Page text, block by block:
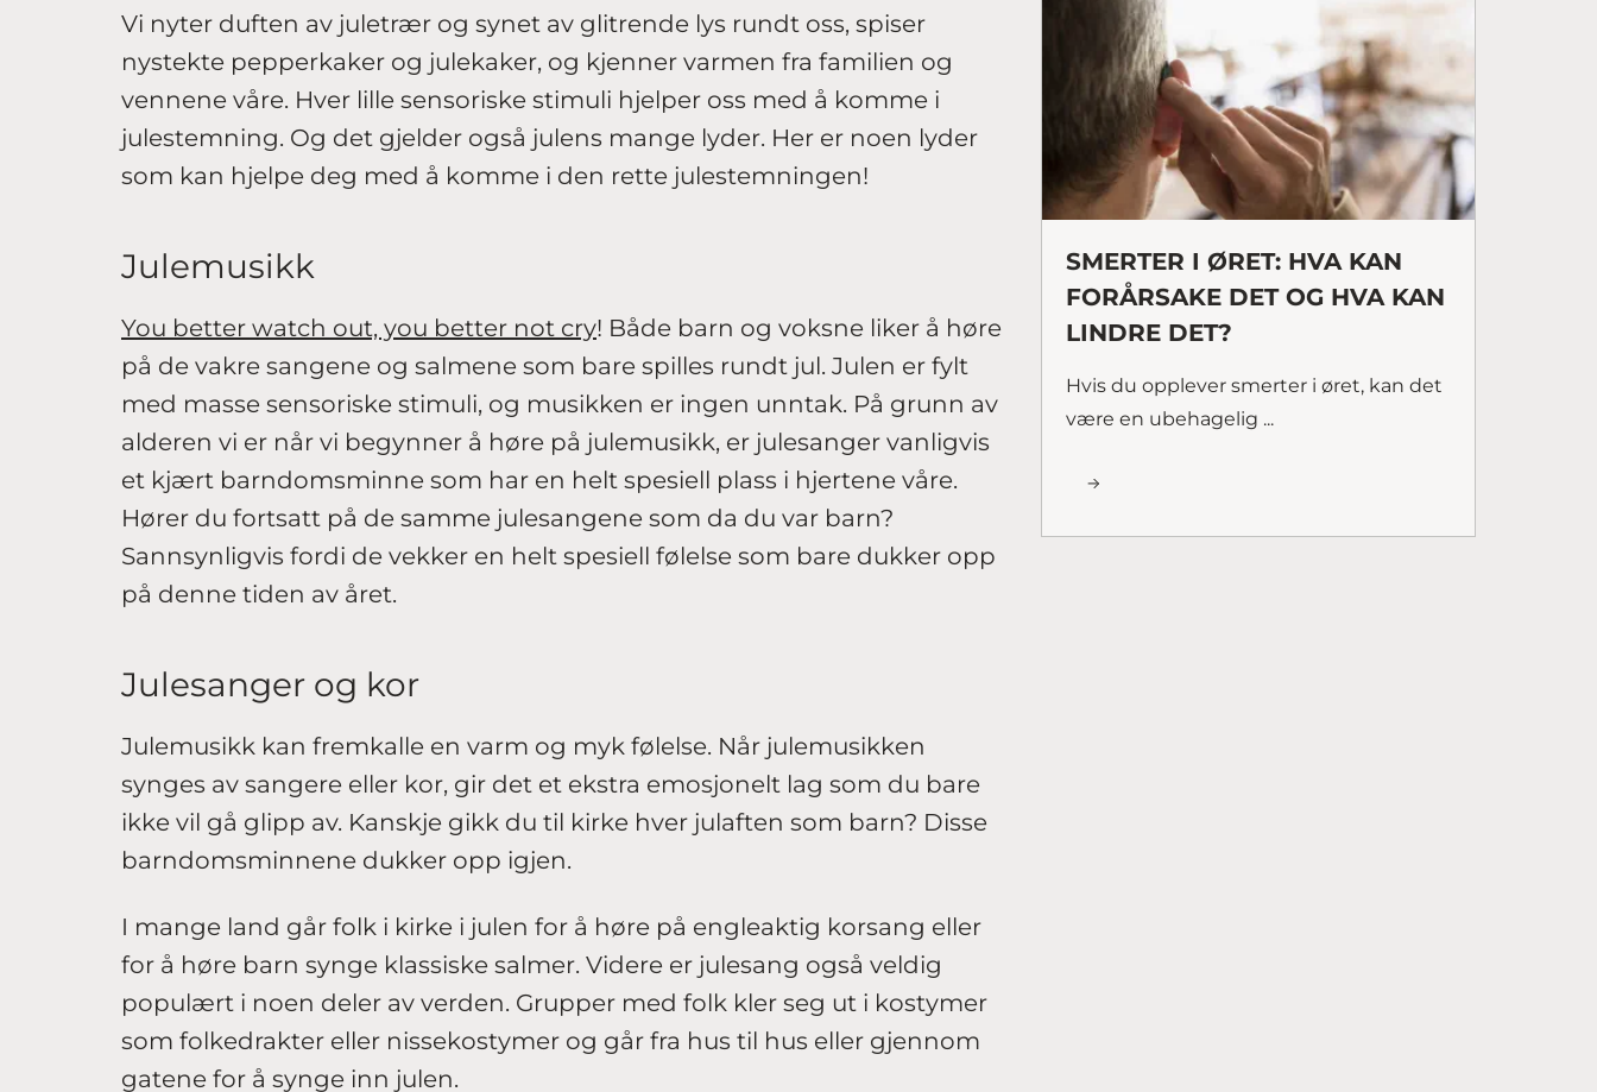
Vi nyter duften av juletrær og synet av glitrende lys rundt oss, spiser
nystekte pepperkaker og julekaker, og kjenner varmen fra familien og
vennene våre. Hver lille sensoriske stimuli hjelper oss med å komme i
julestemning. Og det gjelder også julens mange lyder. Her er noen lyder
som kan hjelpe deg med å komme i den rette julestemningen!
Julemusikk
You better watch out, you better not cry! Både barn og voksne liker å høre
på de vakre sangene og salmene som bare spilles rundt jul. Julen er fylt
med masse sensoriske stimuli, og musikken er ingen unntak. På grunn av
alderen vi er når vi begynner å høre på julemusikk, er julesanger vanligvis
et kjært barndomsminne som har en helt spesiell plass i hjertene våre.
Hører du fortsatt på de samme julesangene som da du var barn?
Sannsynligvis fordi de vekker en helt spesiell følelse som bare dukker opp
på denne tiden av året.
Julesanger og kor
Julemusikk kan fremkalle en varm og myk følelse. Når julemusikken
synges av sangere eller kor, gir det et ekstra emosjonelt lag som du bare
ikke vil gå glipp av. Kanskje gikk du til kirke hver julaften som barn? Disse
barndomsminnene dukker opp igjen.
I mange land går folk i kirke i julen for å høre på engleaktig korsang eller
for å høre barn synge klassiske salmer. Videre er julesang også veldig
populært i noen deler av verden. Grupper med folk kler seg ut i kostymer
som folkedrakter eller nissekostymer og går fra hus til hus eller gjennom
gatene for å synge inn julen.
SMERTER I ØRET: HVA KAN
FORÅRSAKE DET OG HVA KAN
LINDRE DET?
Hvis du opplever smerter i øret, kan det
være en ubehagelig ...